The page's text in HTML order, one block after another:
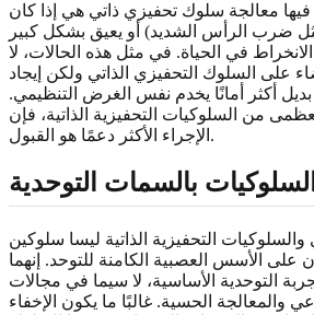
فيها معالجة سلوك تحفيزي ذاتي هي إذا كان
ضرب الرأس الشديد) أو يعيق بشكل كبير
في الحياة. في مثل هذه الحالات، لا
على السلوك التحفيزي الذاتي ولكن إيجاد
أكثر أمانًا يخدم نفس الغرض التنظيمي.
من السلوكيات التحفيزية الذاتية، فإن
الإجراء الأكثر دعمًا هو القبول.
بالسمات التوحدية
والسلوكيات التحفيزية الذاتية ليسا سلوكين
على الأسس العصبية الكامنة للتوحد. إنهما
التوحدية الأساسية، لا سيما في مجالات
والمعالجة الحسية. غالبًا ما يكون الإخفاء